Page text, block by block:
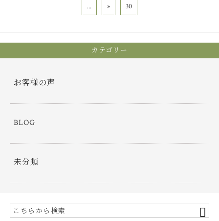
... » 30
カテゴリー
お客様の声
BLOG
未分類